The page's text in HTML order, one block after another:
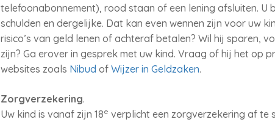
telefoonabonnement), rood staan of een lening afsluiten.
schulden en dergelijke. Dat kan even wennen zijn voor uw
risico’s van geld lenen of achteraf betalen? Wil hij sparen,
zijn? Ga erover in gesprek met uw kind. Vraag of hij het op
websites zoals Nibud of Wijzer in Geldzaken.
Zorgverzekering.
Uw kind is vanaf zijn 18e verplicht een zorgverzekering af te